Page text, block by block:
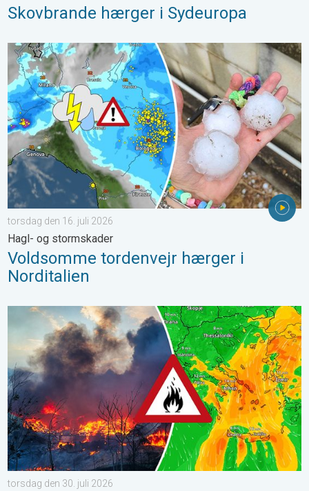
Skovbrande hærger i Sydeuropa
Voldsomme tordenvejr hærger i Norditalien. Hagl- og
torsdag den 16. juli 2026
Hagl- og stormskader
Voldsomme tordenvejr hærger i
Norditalien
Skovbrande hærger også i Sydøsteuropa. Hed varme og
torsdag den 30. juli 2026